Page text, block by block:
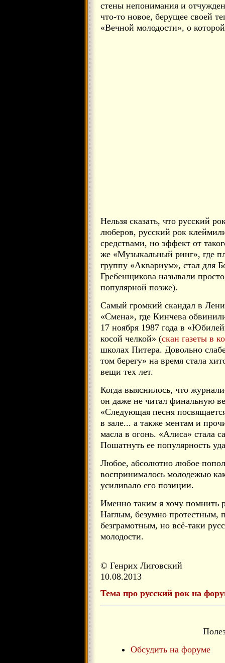
стены непонимания и
что-то новое, берущее своей
«Вечной молодости», о
Нельзя сказать, что русский
люберов, русский рок
средствами, но эффект от
же «Музыкальный ринг», где
группу «Аквариум», стал для
Гребенщикова называли
популярной позже).
Самый громкий скандал в
«Смена», где Кинчева
17 ноября 1987 года в
косой челкой» (скан газеты в
школах Питера. Довольно
том берегу» на время стала
вещи тех лет.
Когда выяснилось, что
он даже не читал финальную
«Следующая песня
в зале... а также ментам и
масла в огонь. «Алиса» стала
Пошатнуть ее популярность
Любое, абсолютно любое
воспринималось молодежью
усиливало его позиции.
Именно таким я хочу помнить
Наглым, безумно протестным,
безграмотным, но всё-таки
молодости.
© Генрих Лиговский
10.08.2013
Тема про русский рок на
Обсудить на форуме